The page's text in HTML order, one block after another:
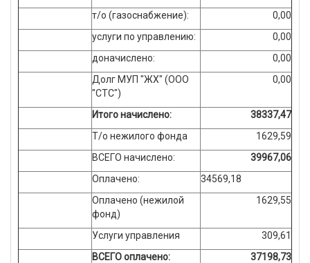
т/о (газоснабжение):
0,00
услуги по управлению:
0,00
доначислено:
0,00
Долг МУП "ЖХ" (ООО
"СТС")
0,00
Итого начислено:
38337,47
Т/о нежилого фонда
1629,59
ВСЕГО начислено:
39967,06
Оплачено:
34569,18
Оплачено (нежилой
фонд)
1629,55
Услуги управления
309,61
ВСЕГО оплачено:
37198,73